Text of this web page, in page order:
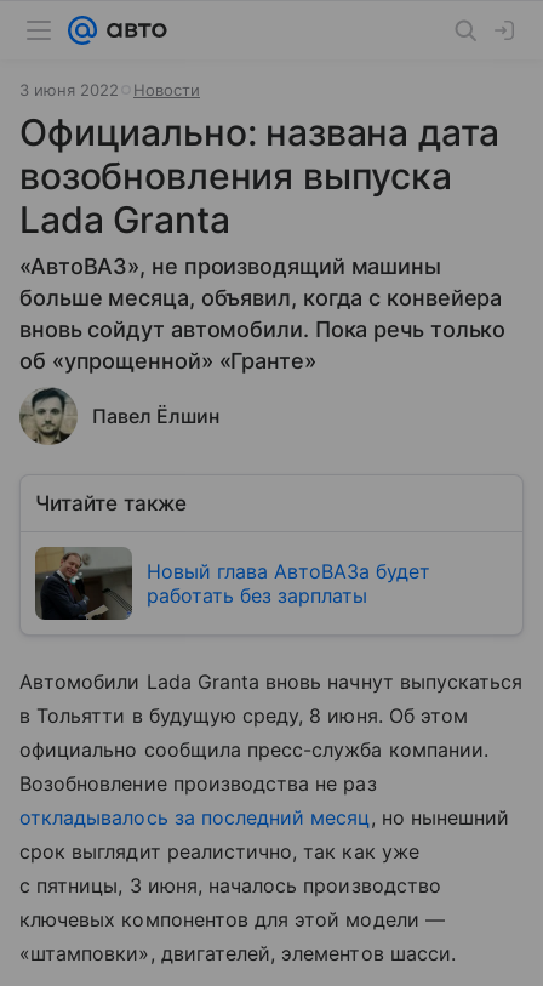
3 июня 2022 Новости
Официально: названа дата
возобновления выпуска
Lada Granta
«АвтоВАЗ», не производящий машины
больше месяца, объявил, когда с конвейера
вновь сойдут автомобили. Пока речь только
об «упрощенной» «Гранте»
Павел Ёлшин
Читайте также
Новый глава АвтоВАЗа будет
работать без зарплаты
Автомобили Lada Granta вновь начнут выпускаться
в Тольятти в будущую среду, 8 июня. Об этом
официально сообщила пресс-служба компании.
Возобновление производства не раз
откладывалось за последний месяц, но нынешний
срок выглядит реалистично, так как уже
с пятницы, 3 июня, началось производство
ключевых компонентов для этой модели —
«штамповки», двигателей, элементов шасси.